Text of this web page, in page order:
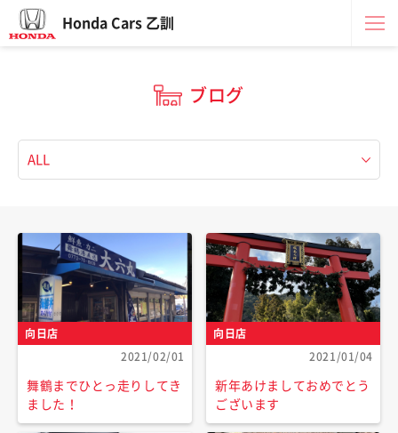
Honda Cars 乙訓
ブログ
向日店
2021/02/01
舞鶴までひとっ走りしてき
ました！
向日店
2021/01/04
新年あけましておめでとう
ございます